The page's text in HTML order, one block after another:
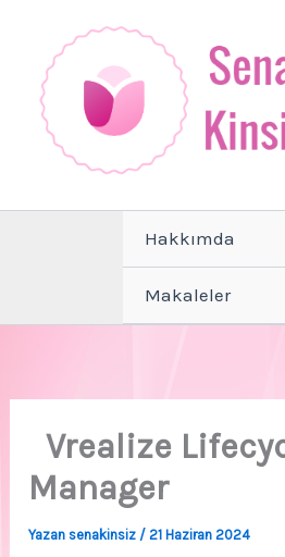
Hakkımda
Makaleler
Vrealize
Manager
Yazan senakinsiz /21 Haziran 2024